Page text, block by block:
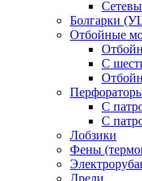
Болгарки
Отбойные
С
С
С
Лобзики
Фены
Дрели